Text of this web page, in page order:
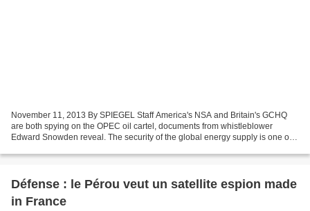
November 11, 2013 By SPIEGEL Staff America's NSA and Britain's GCHQ
are both spying on the OPEC oil cartel, documents from whistleblower
Edward Snowden reveal. The security of the global energy supply is one of
Défense : le Pérou veut un satellite espion made
in France